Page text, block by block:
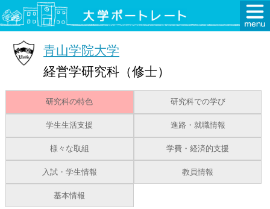
青山学院大学
経営学研究科（修士）
研究科の特色 研究科での学び
学生生活支援 進路・就職情報
様々な取組 学費・経済的支援
入試・学生情報 教員情報
基本情報